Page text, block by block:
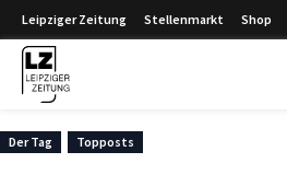
Leipziger Zeitung Stellenmarkt Shop
Der Tag Topposts